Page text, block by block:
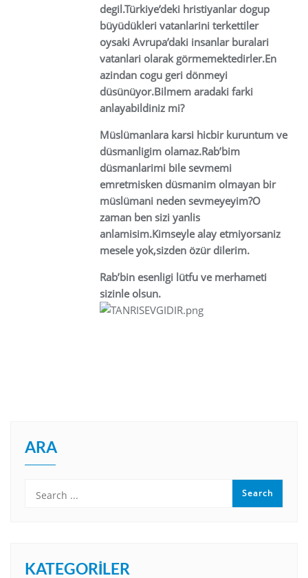
degil.Türkiye’deki hristiyanlar dogup
büyüdükleri vatanlarini terkettiler
oysaki Avrupa’daki insanlar buralari
vatanlari olarak görmemektedirler.En
azindan cogu geri dönmeyi
düsünüyor.Bilmem aradaki farki
anlayabildiniz mi?
Müslümanlara karsi hicbir kuruntum ve
düsmanligim olamaz.Rab’bim
düsmanlarimi bile sevmemi
emretmisken düsmanim olmayan bir
müslümani neden sevmeyeyim?O
zaman ben sizi yanlis
anlamisim.Kimseyle alay etmiyorsaniz
mesele yok,sizden özür dilerim.
Rab’bin esenligi lütfu ve merhameti
sizinle olsun.
ARA
KATEGORILER